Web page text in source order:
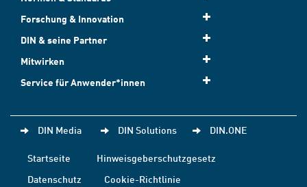
Forschung & Innovation
DIN & seine Partner
Mitwirken
Service für Anwender*innen
DIN Media DIN Solutions DIN.ONE
Startseite
Hinweisgeberschutzgesetz
Datenschutz
Cookie-Richtlinie